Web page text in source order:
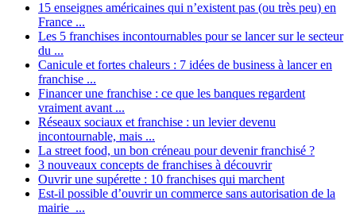
15 enseignes américaines qui n’existent pas (ou très peu) en
France ...
Les 5 franchises incontournables pour se lancer sur le secteur
du ...
Canicule et fortes chaleurs : 7 idées de business à lancer en
franchise ...
Financer une franchise : ce que les banques regardent
vraiment avant ...
Réseaux sociaux et franchise : un levier devenu
incontournable, mais ...
La street food, un bon créneau pour devenir franchisé ?
3 nouveaux concepts de franchises à découvrir
Ouvrir une supérette : 10 franchises qui marchent
Est-il possible d’ouvrir un commerce sans autorisation de la
mairie ...